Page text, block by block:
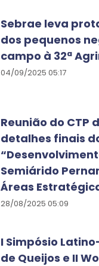
Sebrae leva
dos pequenos
campo à 32ª
04/09/2025 05:17
Reunião do CTP
detalhes finais
Semiárido
Áreas
28/08/2025 05:09
I Simpósio
de Queijos e II